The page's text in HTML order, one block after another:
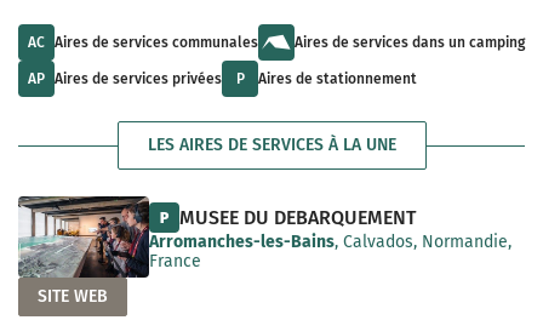
i
l
b
l
t
s
v
a
a
e
l
t
a
v
l
l
e
AC Aires de services communales Aires de services dans un camping
AP Aires de services privées P Aires de stationnement
LES AIRES DE SERVICES À LA UNE
P MUSEE DU DEBARQUEMENT
Arromanches-les-Bains, Calvados, Normandie,
France
SITE WEB